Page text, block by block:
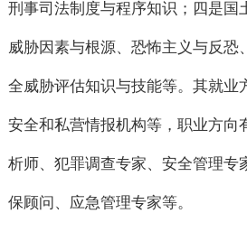
刑事司法制度与程序知识；四是国
威胁因素与根源、恐怖主义与反恐
全威胁评估知识与技能等。其就业
安全和私营情报机构等，职业方向
析师、犯罪调查专家、安全管理专
保顾问、应急管理专家等。